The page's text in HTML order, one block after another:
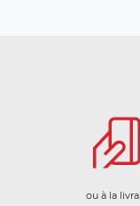
ou à la